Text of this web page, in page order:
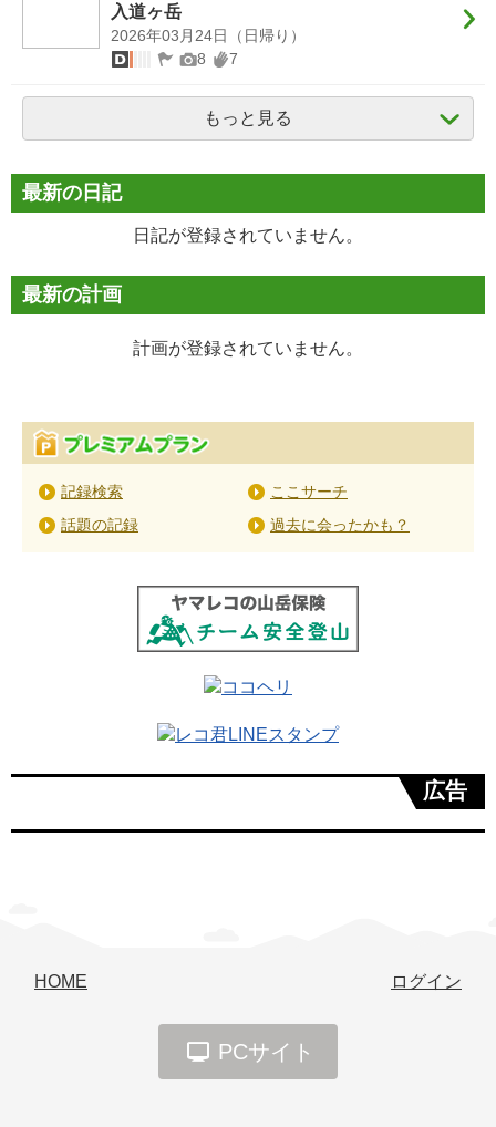
入道ヶ岳
2026年03月24日（日帰り）
8
7
もっと見る
最新の日記
日記が登録されていません。
最新の計画
計画が登録されていません。
記録検索
ここサーチ
話題の記録
過去に会ったかも？
広告
HOME ログイン
PCサイト